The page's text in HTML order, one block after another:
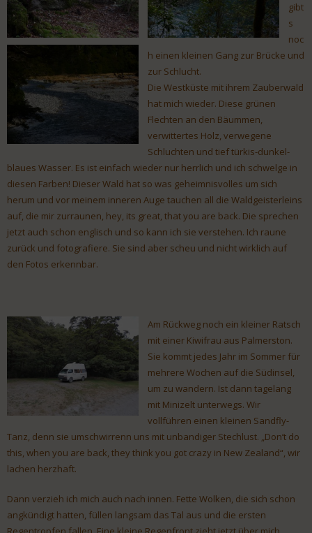
gibt
s
noc
h einen kleinen Gang zur Brücke und
zur Schlucht.
Die Westküste mit ihrem Zauberwald
hat mich wieder. Diese grünen
Flechten an den Bäummen,
verwittertes Holz, verwegene
Schluchten und tief türkis-dunkel-
blaues Wasser. Es ist einfach wieder nur herrlich und ich schwelge in
diesen Farben! Dieser Wald hat so was geheimnisvolles um sich
herum und vor meinem inneren Auge tauchen all die Waldgeisterleins
auf, die mir zurraunen, hey, its great, that you are back. Die sprechen
jetzt auch schon englisch und so kann ich sie verstehen. Ich raune
zurück und fotografiere. Sie sind aber scheu und nicht wirklich auf
den Fotos erkennbar.
Am Rückweg noch ein kleiner Ratsch
mit einer Kiwifrau aus Palmerston.
Sie kommt jedes Jahr im Sommer für
mehrere Wochen auf die Südinsel,
um zu wandern. Ist dann tagelang
mit Minizelt unterwegs. Wir
vollführen einen kleinen Sandfly-
Tanz, denn sie umschwirrenn uns mit unbandiger Stechlust. „Don’t do
this, when you are back, they think you got crazy in New Zealand“, wir
lachen herzhaft.
Dann verzieh ich mich auch nach innen. Fette Wolken, die sich schon
angkündigt hatten, füllen langsam das Tal aus und die ersten